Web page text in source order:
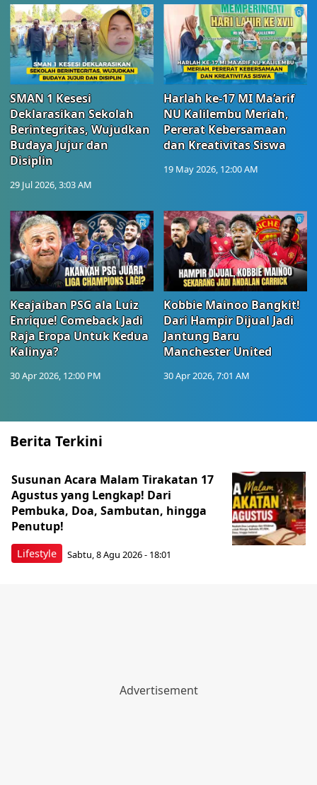
SMAN 1 Kesesi
Deklarasikan Sekolah
Berintegritas, Wujudkan
Budaya Jujur dan
Disiplin
29 Jul 2026, 3:03 AM
Harlah ke-17 MI Ma’arif
NU Kalilembu Meriah,
Pererat Kebersamaan
dan Kreativitas Siswa
19 May 2026, 12:00 AM
Keajaiban PSG ala Luiz
Enrique! Comeback Jadi
Raja Eropa Untuk Kedua
Kalinya?
30 Apr 2026, 12:00 PM
Kobbie Mainoo Bangkit!
Dari Hampir Dijual Jadi
Jantung Baru
Manchester United
30 Apr 2026, 7:01 AM
Berita Terkini
Lifestyle
Susunan Acara Malam Tirakatan 17
Agustus yang Lengkap! Dari
Pembuka, Doa, Sambutan, hingga
Penutup!
Sabtu, 8 Agu 2026 - 18:01